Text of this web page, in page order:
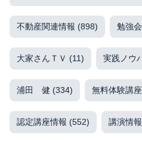
不動産関連情報 (898) 勉強
大家さんＴＶ (11) 実践ノウ
浦田 健 (334) 無料体験講
認定講座情報 (552) 講演情報